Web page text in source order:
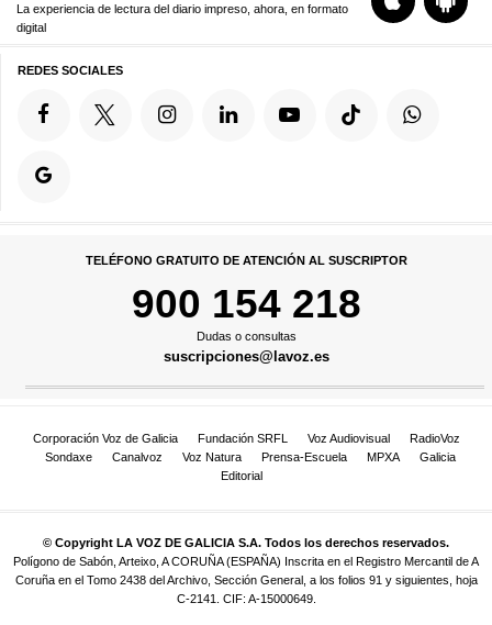
La experiencia de lectura del diario impreso, ahora, en formato
digital
REDES SOCIALES
TELÉFONO GRATUITO DE ATENCIÓN AL SUSCRIPTOR
900 154 218
Dudas o consultas
suscripciones@lavoz.es
Corporación Voz de Galicia Fundación SRFL Voz Audiovisual
RadioVoz
Sondaxe
Canalvoz Voz Natura Prensa-Escuela MPXA
Galicia
Editorial
© Copyright LA VOZ DE GALICIA S.A. Todos los derechos reservados.
Polígono de Sabón, Arteixo, A CORUÑA (ESPAÑA) Inscrita en el Registro Mercantil de A
Coruña en el Tomo 2438 del Archivo, Sección General, a los folios 91 y siguientes, hoja
C-2141. CIF: A-15000649.